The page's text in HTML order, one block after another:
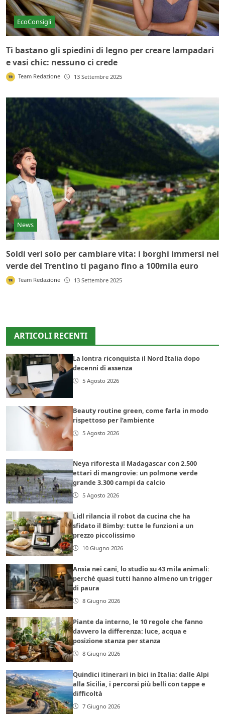
EcoConsigli
Ti bastano gli spiedini di legno per creare lampadari
e vasi chic: nessuno ci crede
Team Redazione 13 Settembre 2025
News
Soldi veri solo per cambiare vita: i borghi immersi nel
verde del Trentino ti pagano fino a 100mila euro
Team Redazione 13 Settembre 2025
ARTICOLI RECENTI
La lontra riconquista il Nord Italia dopo
decenni di assenza
5 Agosto 2026
Beauty routine green, come farla in modo
rispettoso per l’ambiente
5 Agosto 2026
Neya riforesta il Madagascar con 2.500
ettari di mangrovie: un polmone verde
grande 3.300 campi da calcio
5 Agosto 2026
Lidl rilancia il robot da cucina che ha
sfidato il Bimby: tutte le funzioni a un
prezzo piccolissimo
10 Giugno 2026
Ansia nei cani, lo studio su 43 mila animali:
perché quasi tutti hanno almeno un trigger
di paura
8 Giugno 2026
Piante da interno, le 10 regole che fanno
davvero la differenza: luce, acqua e
posizione stanza per stanza
8 Giugno 2026
Quindici itinerari in bici in Italia: dalle Alpi
alla Sicilia, i percorsi più belli con tappe e
difficoltà
7 Giugno 2026